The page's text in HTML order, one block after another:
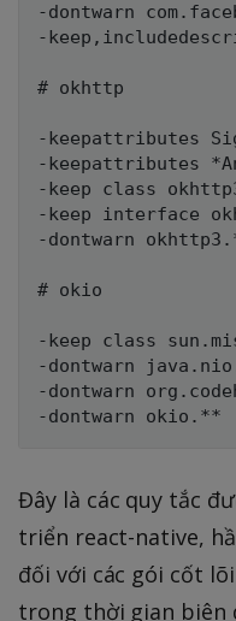
-dontwarn
-
# okhttp
-keepattributes
-keepattributes
-keep class
-keep interface
-dontwarn
# okio
-keep class
-dontwarn
-dontwarn
Đây là các quy tắc
triển react-native,
đối với các gói cốt
trong thời gian biên